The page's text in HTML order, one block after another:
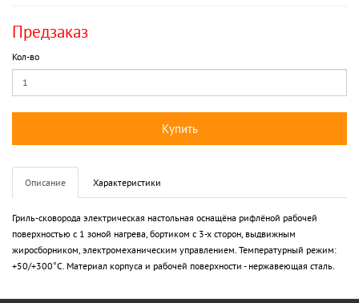
Предзаказ
Кол-во
Купить
Описание Характеристики
Гриль-сковорода электрическая настольная оснащёна рифлёной рабочей
поверхностью с 1 зоной нагрева, бортиком с 3-х сторон, выдвижным
жиросборником, электромеханическим управлением. Температурный режим:
+50/+300°С. Материал корпуса и рабочей поверхности - нержавеющая сталь.